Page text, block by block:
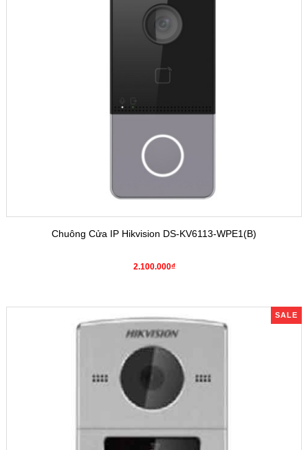
Chuông Cửa IP Hikvision DS-KV6113-WPE1(B)
2.100.000₫
SALE